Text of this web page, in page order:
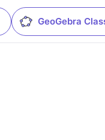
GeoGebra